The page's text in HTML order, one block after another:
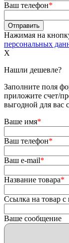
Ваш телефон*
Нажимая на
персональных
X
Нашли дешевле?
Заполните поля
приложите счет/
выгодной для вас
Ваше имя*
Ваш телефон*
Ваш e-mail*
Название товара*
Ссылка на товар с
Ваше сообщение